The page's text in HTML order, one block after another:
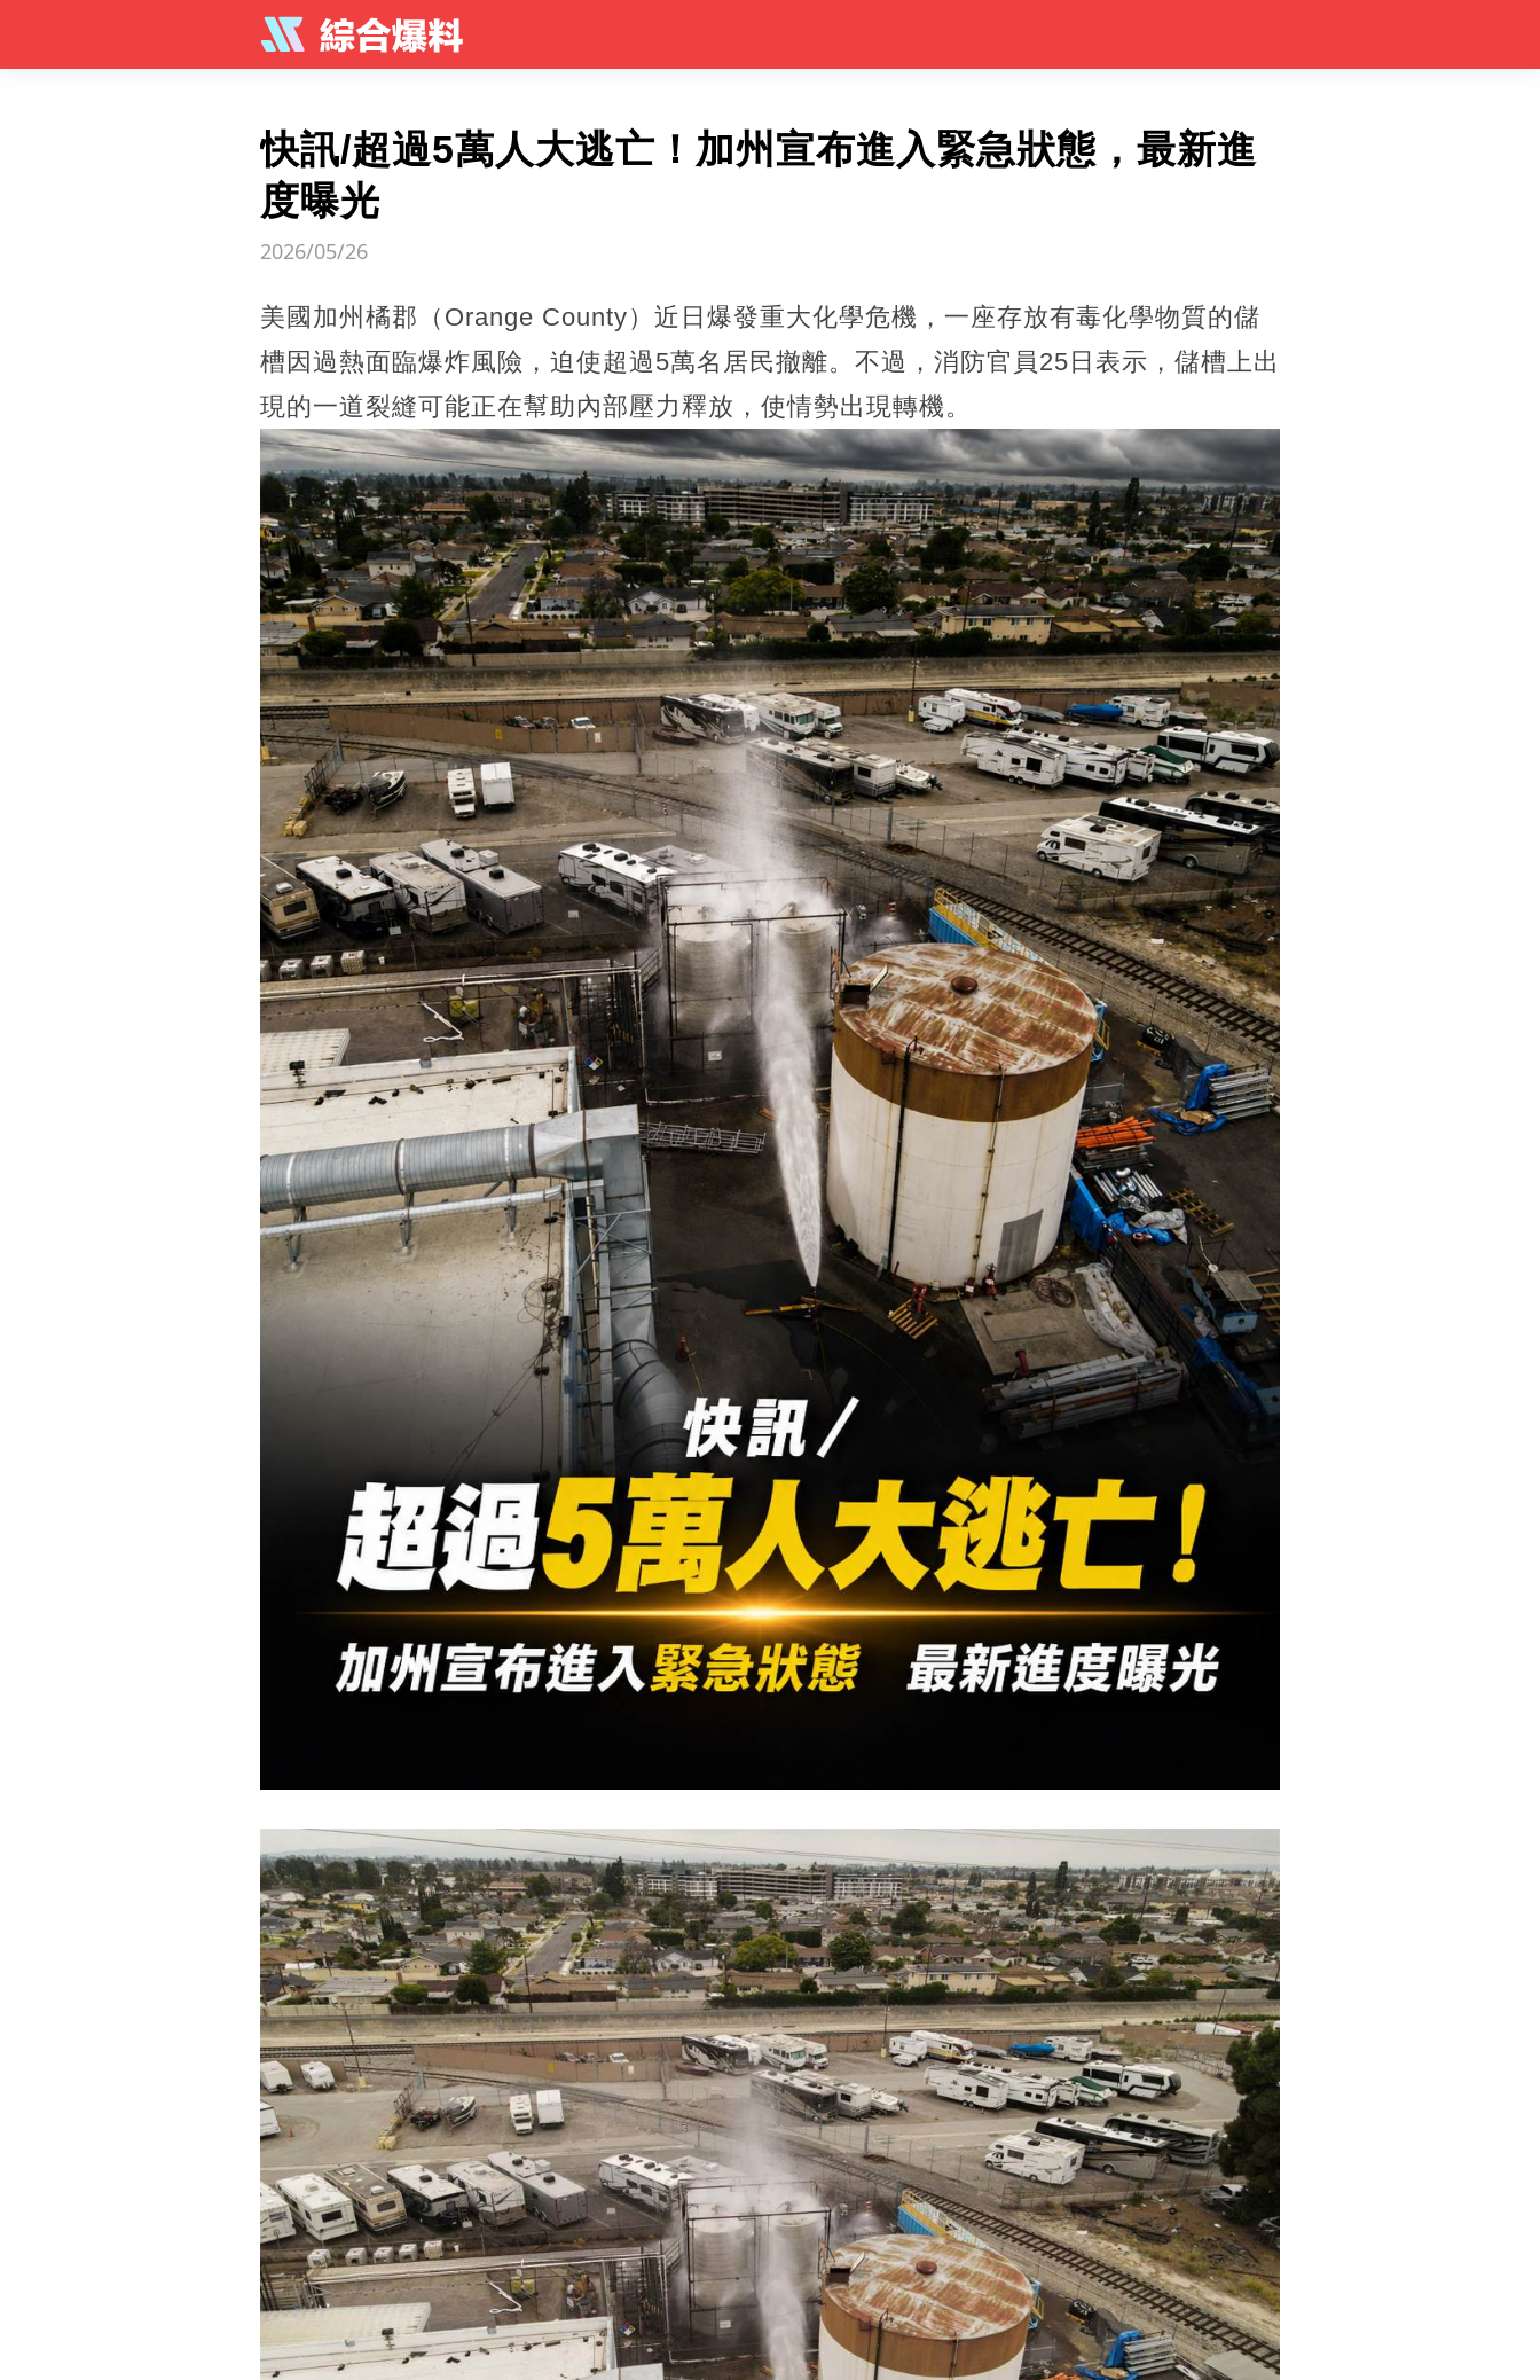
快訊/超過5萬人大逃亡！加州宣布進入緊急狀態，最新進
度曝光
2026/05/26
美國加州橘郡（Orange County）近日爆發重大化學危機，一座存放有毒化學物質的儲
槽因過熱面臨爆炸風險，迫使超過5萬名居民撤離。不過，消防官員25日表示，儲槽上出
現的一道裂縫可能正在幫助內部壓力釋放，使情勢出現轉機。